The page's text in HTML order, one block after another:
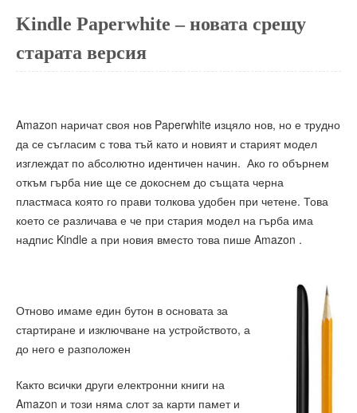
Kindle Paperwhite – новата срещу
старата версия
Amazon наричат своя нов Paperwhite изцяло нов, но е трудно
да се съгласим с това тъй като и новият и старият модел
изглеждат по абсолютно идентичен начин. Ако го обърнем
откъм гърба ние ще се докоснем до същата черна
пластмаса която го прави толкова удобен при четене. Това
което се различава е че при стария модел на гърба има
надпис Kindle а при новия вместо това пише Amazon .
Отново имаме един бутон в основата за
стартиране и изключване на устройството, а
до него е разположен
Както всички други електронни книги на
Amazon и този няма слот за карти памет и